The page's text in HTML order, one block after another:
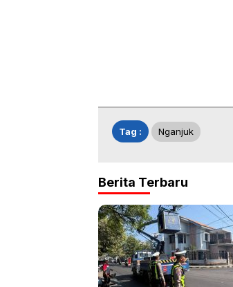
Tag : Nganjuk
Berita Terbaru